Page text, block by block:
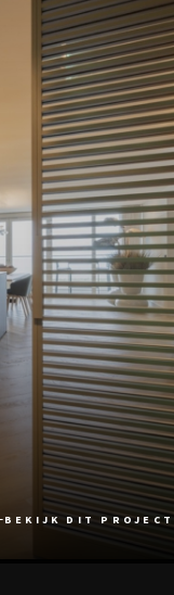
BEKIJK DIT PROJECT